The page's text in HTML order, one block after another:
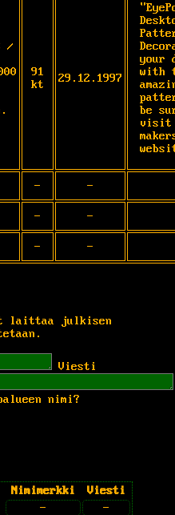
/
91
kt
29.12.1997
your
with
be
visit
-
-
-
-
- -
laittaa julkisen
Viesti
nimi?
Nimimerkki
Viesti
- -